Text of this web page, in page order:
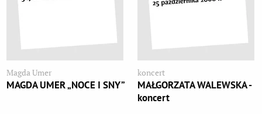
Magda Umer
MAGDA UMER „NOCE I SNY”
koncert
MAŁGORZATA WALEWSKA -
koncert